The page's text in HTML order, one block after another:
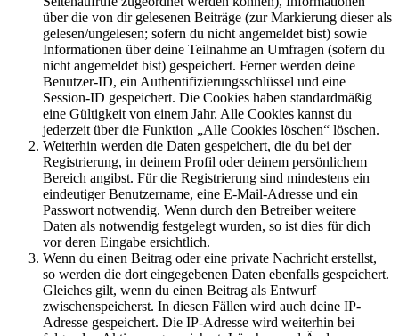
über die von dir gelesenen Beiträge (zur Markierung dieser als
gelesen/ungelesen; sofern du nicht angemeldet bist) sowie
Informationen über deine Teilnahme an Umfragen (sofern du
nicht angemeldet bist) gespeichert. Ferner werden deine
Benutzer-ID, ein Authentifizierungsschlüssel und eine
Session-ID gespeichert. Die Cookies haben standardmäßig
eine Gültigkeit von einem Jahr. Alle Cookies kannst du
jederzeit über die Funktion „Alle Cookies löschen“ löschen.
Weiterhin werden die Daten gespeichert, die du bei der
Registrierung, in deinem Profil oder deinem persönlichem
Bereich angibst. Für die Registrierung sind mindestens ein
eindeutiger Benutzername, eine E-Mail-Adresse und ein
Passwort notwendig. Wenn durch den Betreiber weitere
Daten als notwendig festgelegt wurden, so ist dies für dich
vor deren Eingabe ersichtlich.
Wenn du einen Beitrag oder eine private Nachricht erstellst,
so werden die dort eingegebenen Daten ebenfalls gespeichert.
Gleiches gilt, wenn du einen Beitrag als Entwurf
zwischenspeicherst. In diesen Fällen wird auch deine IP-
Adresse gespeichert. Die IP-Adresse wird weiterhin bei